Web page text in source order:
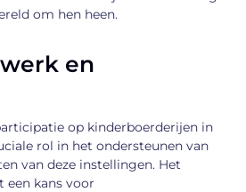
om hen heen.
en
op kinderboerderijen in
rol in het ondersteunen van
van deze instellingen. Het
kans voor